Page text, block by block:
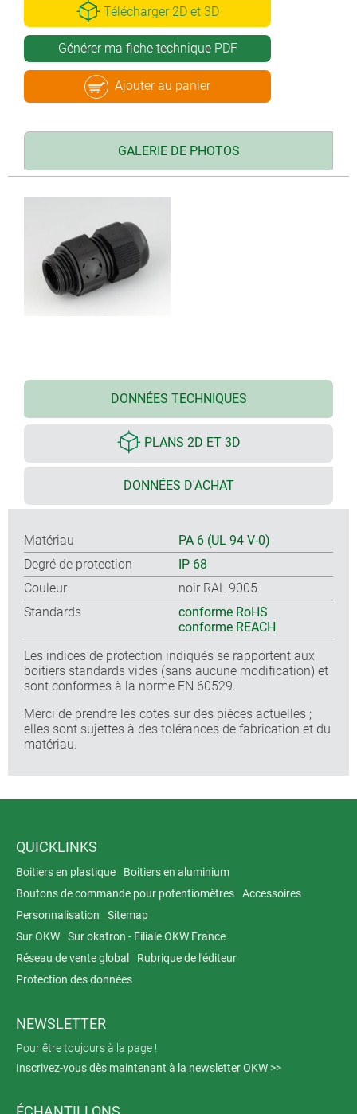
Télécharger 2D et 3D
Générer ma fiche technique PDF
Ajouter au panier
GALERIE DE PHOTOS
DONNÉES TECHNIQUES
PLANS 2D ET 3D
DONNÉES D'ACHAT
Matériau
PA 6 (UL 94 V-0)
Degré de protection
IP 68
Couleur
noir RAL 9005
Standards
conforme RoHS
conforme REACH
Les indices de protection indiqués se rapportent aux
boitiers standards vides (sans aucune modification) et
sont conformes à la norme EN 60529.
Merci de prendre les cotes sur des pièces actuelles ;
elles sont sujettes à des tolérances de fabrication et du
matériau.
QUICKLINKS
Boitiers en plastique
Boitiers en aluminium
Boutons de commande pour potentiomètres
Accessoires
Personnalisation
Sitemap
Sur OKW
Sur okatron - Filiale OKW France
Réseau de vente global
Rubrique de l'éditeur
Protection des données
NEWSLETTER
Pour être toujours à la page !
Inscrivez-vous dès maintenant à la newsletter OKW >>